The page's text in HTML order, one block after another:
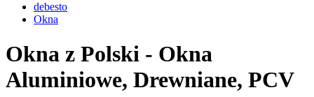
debesto
Okna
Okna z Polski - Okna
Aluminiowe, Drewniane, PCV